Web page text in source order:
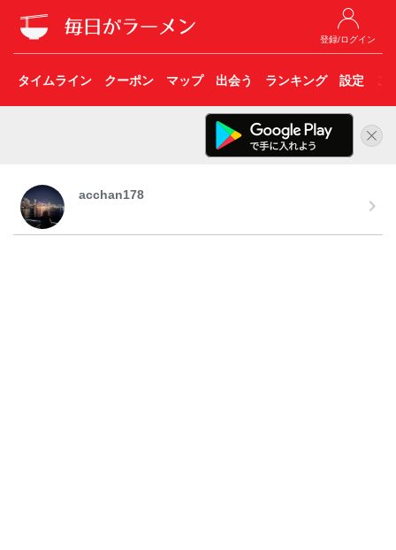
登録/ログイン
タイムライン クーポン マップ 出会う ランキング 設定 こ
acchan178